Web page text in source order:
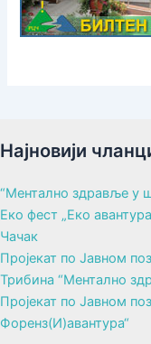
Најновији
“Ментално здравље у
Еко фест „Еко
Чачак
Пројекат по Јавном
Трибина “Ментално
Пројекат по Јавном
Форенз(И)авантура“